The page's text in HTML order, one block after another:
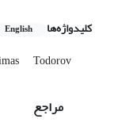
کلیدواژه‌ها English
Todorov
مراجع